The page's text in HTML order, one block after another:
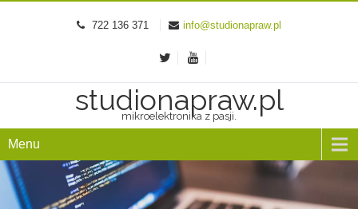
722 136 371 info@studionapraw.pl
studionapraw.pl
mikroelektronika z pasji.
Menu